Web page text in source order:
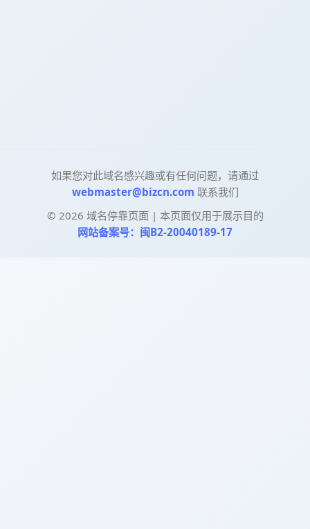
如果您对此域名感兴趣或有任何问题，请通过
webmaster@bizcn.com 联系我们
© 2026 域名停靠页面 | 本页面仅用于展示目的
网站备案号：闽B2-20040189-17